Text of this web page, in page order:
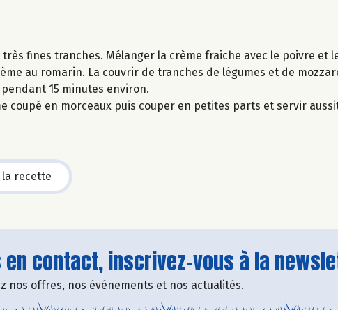
très fines tranches. Mélanger la crème fraiche avec le poivre et
au romarin. La couvrir de tranches de légumes et de
15 minutes environ.
coupé en morceaux puis couper en petites parts et servir
recette
en contact, inscrivez-vous à la
nos offres, nos événements et nos actualités.